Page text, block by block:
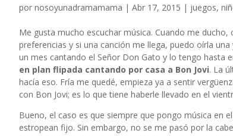
por nosoyunadramamama | Abr 17, 2015 | juegos,
Me gusta mucho escuchar música. Cuando me
preferencias y si una canción me llega, puedo oírla
un mes cantando el Señor Don Gato y lo tengo hasta
en plan flipada cantando por casa a Bon Jovi. La
hacía eso. Fría me quedé, empieza ya a sentir
con Bon Jovi; es lo que tiene haberle llevado en el
Bueno, el caso es que siempre que pongo música en
estropean fijo. Sin embargo, no se me pasó por la